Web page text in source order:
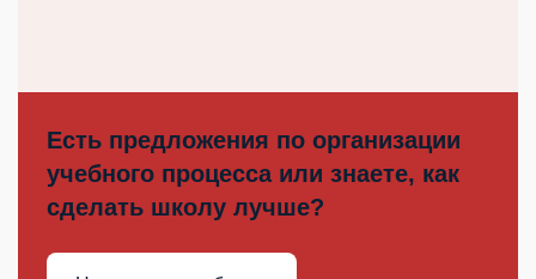
Есть предложения по организации
учебного процесса или знаете, как
сделать школу лучше?